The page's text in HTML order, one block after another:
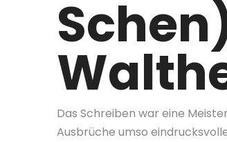
Das Schreiben war eine
Ausbrüche umso